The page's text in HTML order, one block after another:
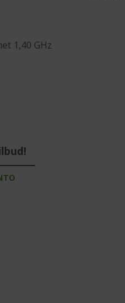
1,40 GHz